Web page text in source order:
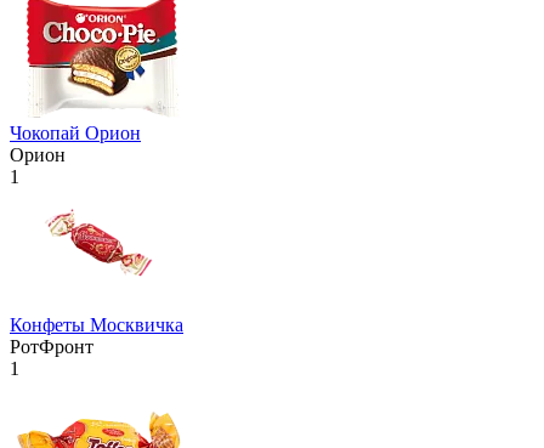
Чокопай Орион
Орион
1
Конфеты Москвичка
РотФронт
1